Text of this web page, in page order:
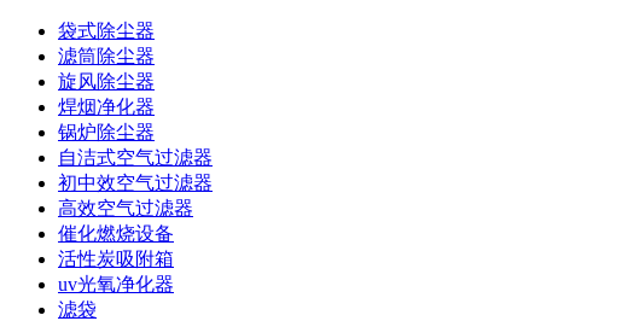
袋式除尘器
滤筒除尘器
旋风除尘器
焊烟净化器
锅炉除尘器
自洁式空气过滤器
初中效空气过滤器
高效空气过滤器
催化燃烧设备
活性炭吸附箱
uv光氧净化器
滤袋